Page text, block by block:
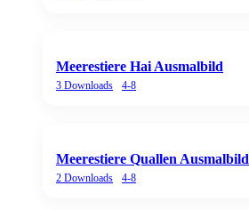
Meerestiere Hai Ausmalbild
3 Downloads 4-8
Meerestiere Quallen Ausmalbild
2 Downloads 4-8